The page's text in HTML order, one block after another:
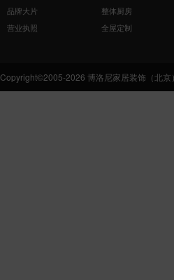
品牌大片
营业执照
整体厨房
全屋定制
Copyright©2005-2026 博洛尼家居装饰（北